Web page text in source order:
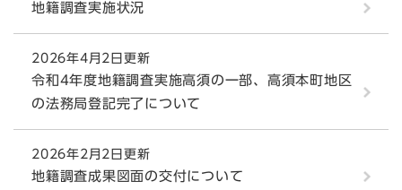
地籍調査実施状況
2026年4月2日更新
令和4年度地籍調査実施高須の一部、高須本町地区
の法務局登記完了について
2026年2月2日更新
地籍調査成果図面の交付について